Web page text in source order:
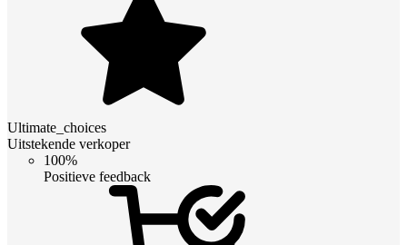
Ultimate_choices
Uitstekende verkoper
100%
Positieve feedback